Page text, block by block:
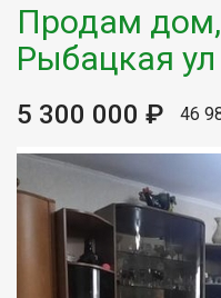
Продам
Рыбацкая ул
5 300 000 ₽ 46